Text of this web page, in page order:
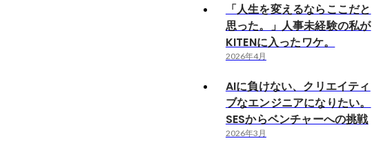
「人生を変えるならここだと
思った。」人事未経験の私が
KITENに入ったワケ。
2026年4月
AIに負けない、クリエイティ
ブなエンジニアになりたい。
SESからベンチャーへの挑戦
2026年3月